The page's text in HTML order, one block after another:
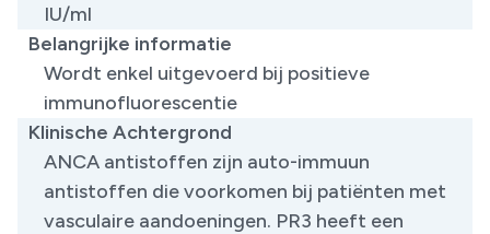
IU/ml
Belangrijke informatie
Wordt enkel uitgevoerd bij positieve
immunofluorescentie
Klinische Achtergrond
ANCA antistoffen zijn auto-immuun
antistoffen die voorkomen bij patiënten met
vasculaire aandoeningen. PR3 heeft een